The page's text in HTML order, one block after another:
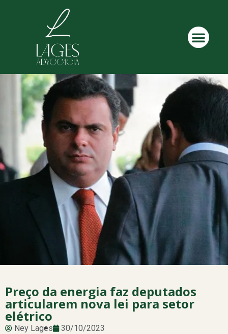
Preço da energia faz deputados
articularem nova lei para setor
elétrico
Ney Lages 30/10/2023